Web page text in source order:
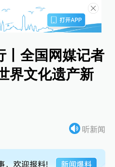
丨全国网媒记者
界文化遗产新
听新闻